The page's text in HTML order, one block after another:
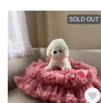
SOLD OUT